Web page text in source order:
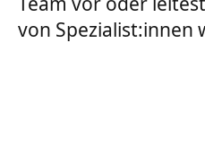
von Spezialist:innen